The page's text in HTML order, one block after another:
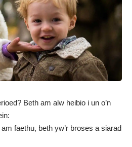
Beth am alw heibio i un o’n
faethu, beth yw’r broses a siarad